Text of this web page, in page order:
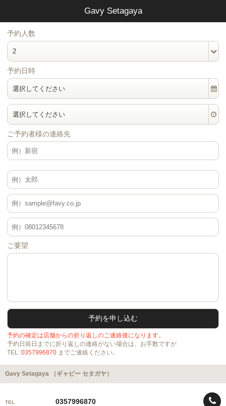
Gavy Setagaya
予約人数
2
予約日時
選択してください
選択してください
ご予約者様の連絡先
ご要望
予約の確定は店舗からの折り返しのご連絡後になります。
予約日前日までに折り返しの連絡がない場合は、お手数ですが
TEL: 0357996870 までご連絡ください。
Gavy Setagaya （ギャビー セタガヤ）
TEL 0357996870